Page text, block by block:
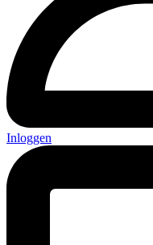
Inloggen